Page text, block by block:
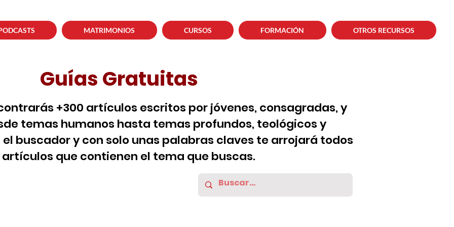
MATRIMONIOS CURSOS FORMACIÓN OTROS RECURSOS
Guías Gratuitas
+300 artículos escritos por jóvenes, consagradas, y
temas humanos hasta temas profundos, teológicos y
buscador y con solo unas palabras claves te arrojará todos
artículos que contienen el tema que buscas.